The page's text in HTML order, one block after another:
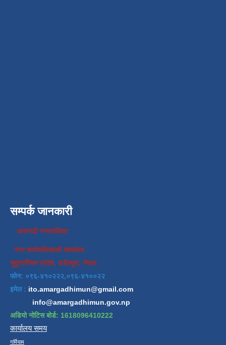
सम्पर्क जानकारी
अमरगढी नगरपालिका
नगर कार्यपालिकाको कार्यालय
सुदुरपश्चिम प्रदेश, डडेल्धुरा, नेपाल
फोन: ०९६-४१०२२२,०९६-४१००२२
इमेल : ito.amargadhimun@gmail.com
info@amargadhimun.gov.np
अडियो नोटिस बोर्ड: 1618096410222
कार्यालय समय
गर्मियाम